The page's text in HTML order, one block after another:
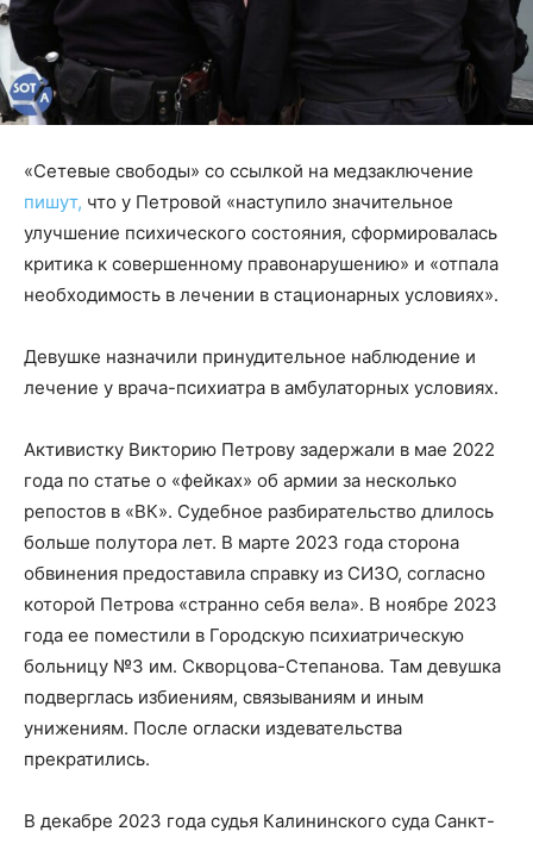
«Сетевые свободы» со ссылкой на медзаключение
пишут, что у Петровой «наступило значительное
улучшение психического состояния, сформировалась
критика к совершенному правонарушению» и «отпала
необходимость в лечении в стационарных условиях».
Девушке назначили принудительное наблюдение и
лечение у врача-психиатра в амбулаторных условиях.
Активистку Викторию Петрову задержали в мае 2022
года по статье о «фейках» об армии за несколько
репостов в «ВК». Судебное разбирательство длилось
больше полутора лет. В марте 2023 года сторона
обвинения предоставила справку из СИЗО, согласно
которой Петрова «странно себя вела». В ноябре 2023
года ее поместили в Городскую психиатрическую
больницу №3 им. Скворцова-Степанова. Там девушка
подверглась избиениям, связываниям и иным
унижениям. После огласки издевательства
прекратились.
В декабре 2023 года судья Калининского суда Санкт-